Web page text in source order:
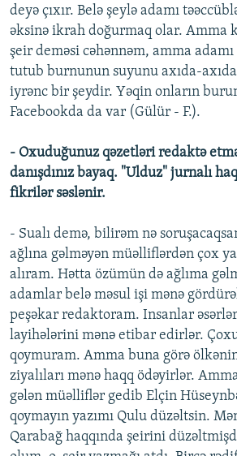
deyə çıxır. Belə şeylə adamı
əksinə ikrah doğurmaq olar. Amma
şeir deməsi cəhənnəm, amma
tutub burnunun suyunu axıda-
iyrənc bir şeydir. Yəqin onların
Facebookda da var (Gülür - F.).
- Oxuduğunuz qəzetləri redaktə
danışdınız bayaq. "Ulduz" jurnalı
fikrilər səslənir.
- Sualı demə, bilirəm nə
ağlına gəlməyən müəlliflərdən çox
alıram. Hətta özümün də ağlıma
adamlar belə məsul işi mənə
peşəkar redaktoram. Insanlar
layihələrini mənə etibar edirlər.
qoymuram. Amma buna görə
ziyalıları mənə haqq ödəyirlər.
gələn müəlliflər gedib Elçin
qoymayın yazımı Qulu düzəltsin.
Qarabağ haqqında şeirini